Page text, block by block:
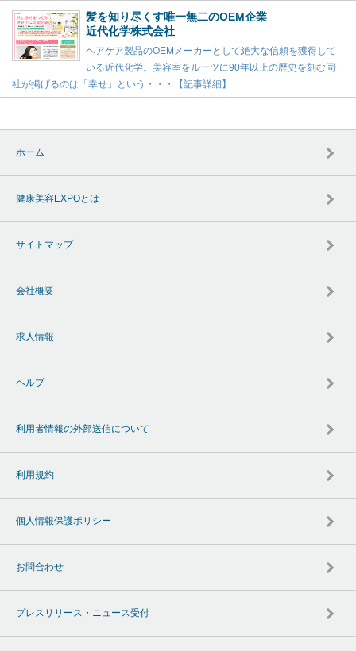
髪を知り尽くす唯一無二のOEM企業
近代化学株式会社
ヘアケア製品のOEMメーカーとして絶大な信頼を獲得して
いる近代化学。美容室をルーツに90年以上の歴史を刻む同
社が掲げるのは「幸せ」という・・・【記事詳細】
ホーム
健康美容EXPOとは
サイトマップ
会社概要
求人情報
ヘルプ
利用者情報の外部送信について
利用規約
個人情報保護ポリシー
お問合わせ
プレスリリース・ニュース受付